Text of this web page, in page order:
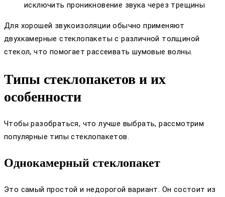
исключить проникновение звука через трещины
Для хорошей звукоизоляции обычно применяют
двухкамерные стеклопакеты с различной толщиной
стекол, что помогает рассеивать шумовые волны.
Типы стеклопакетов и их
особенности
Чтобы разобраться, что лучше выбрать, рассмотрим
популярные типы стеклопакетов.
Однокамерный стеклопакет
Это самый простой и недорогой вариант. Он состоит из